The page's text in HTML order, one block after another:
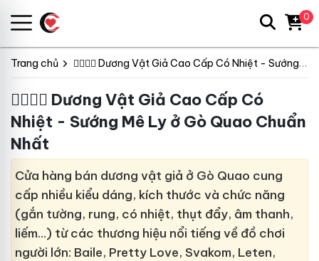
Trang chủ 👩‍❤️‍💋‍👨 Dương Vật Giả Cao Cấp Có Nhiệt - Sướng Mê Ly
👩‍❤️‍💋‍👨 Dương Vật Giả Cao Cấp Có
Nhiệt - Sướng Mê Ly ở Gò Quao Chuẩn
Nhất
Cửa hàng bán dương vật giả ở Gò Quao cung
cấp nhiều kiểu dáng, kích thước và chức năng
(gắn tường, rung, có nhiệt, thụt đẩy, âm thanh,
liếm…) từ các thương hiệu nổi tiếng về đồ chơi
người lớn: Baile, Pretty Love, Svakom, Leten,
0